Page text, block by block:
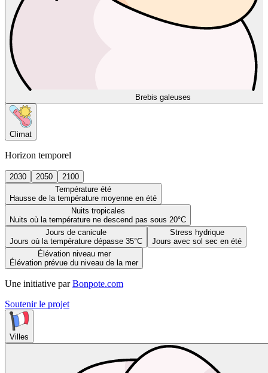
Brebis galeuses
Climat
Horizon temporel
2030 2050
2100
Température été
Hausse de la température moyenne en été
Nuits tropicales
Nuits où la température ne descend pas sous 20°C
Jours de canicule
Jours où la température dépasse 35°C
Stress hydrique
Jours avec sol sec en été
Élévation niveau mer
Élévation prévue du niveau de la mer
Une initiative par Bonpote.com
Soutenir le projet
Villes